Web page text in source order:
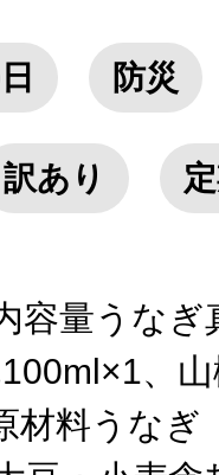
ト特集
ルとは
防災
訳あり
容量うなぎ
、
材料うなぎ